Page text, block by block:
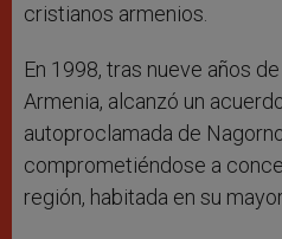
cristianos armenios.
En 1998, tras nueve años
Armenia, alcanzó un
autoproclamada de
comprometiéndose a
región, habitada en su